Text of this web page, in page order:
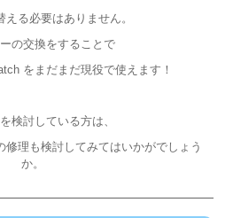
える必要はありません。
の交換をすることで
をまだまだ現役で使えます！
検討している方は、
理も検討してみてはいかがでしょう
か。